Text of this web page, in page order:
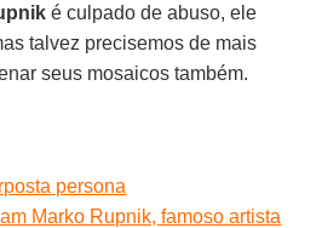
é culpado de abuso, ele
talvez precisemos de mais
seus mosaicos também.
persona
Marko Rupnik, famoso artista